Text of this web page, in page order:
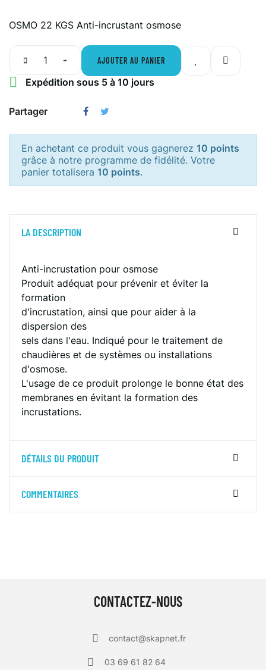
OSMO 22 KGS Anti-incrustant osmose
AJOUTER AU PANIER
 Expédition sous 5 à 10 jours
Partager
En achetant ce produit vous gagnerez 10 points
grâce à notre programme de fidélité. Votre
panier totalisera 10 points.
LA DESCRIPTION
Anti-incrustation pour osmose
Produit adéquat pour prévenir et éviter la
formation
d'incrustation, ainsi que pour aider à la
dispersion des
sels dans l'eau. Indiqué pour le traitement de
chaudières et de systèmes ou installations
d'osmose.
L'usage de ce produit prolonge le bonne état des
membranes en évitant la formation des
incrustations.
DÉTAILS DU PRODUIT
COMMENTAIRES
CONTACTEZ-NOUS
contact@skapnet.fr
03 69 61 82 64